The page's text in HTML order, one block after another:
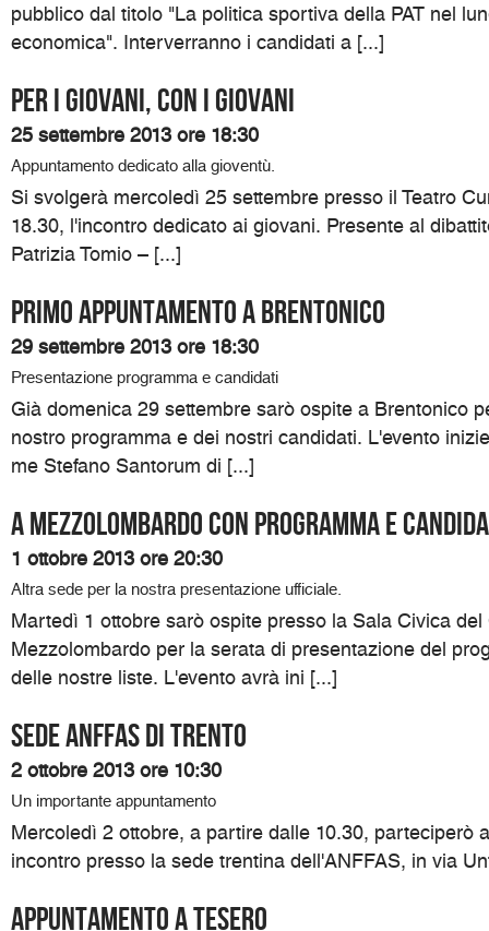
pubblico dal titolo "La politica sportiva della PAT nel
economica". Interverranno i candidati a [...]
Per i giovani, con i giovani
25 settembre 2013 ore 18:30
Appuntamento dedicato alla gioventù.
Si svolgerà mercoledì 25 settembre presso il Teatro
18.30, l'incontro dedicato ai giovani. Presente al
Patrizia Tomio – [...]
Primo appuntamento a Brentonico
29 settembre 2013 ore 18:30
Presentazione programma e candidati
Già domenica 29 settembre sarò ospite a Brentonico
nostro programma e dei nostri candidati. L'evento
me Stefano Santorum di [...]
A Mezzolombardo con programma e
1 ottobre 2013 ore 20:30
Altra sede per la nostra presentazione ufficiale.
Martedì 1 ottobre sarò ospite presso la Sala Civica del
Mezzolombardo per la serata di presentazione del
delle nostre liste. L'evento avrà ini [...]
Sede ANFFAS di Trento
2 ottobre 2013 ore 10:30
Un importante appuntamento
Mercoledì 2 ottobre, a partire dalle 10.30, parteciperò
incontro presso la sede trentina dell'ANFFAS, in via
Appuntamento a Tesero